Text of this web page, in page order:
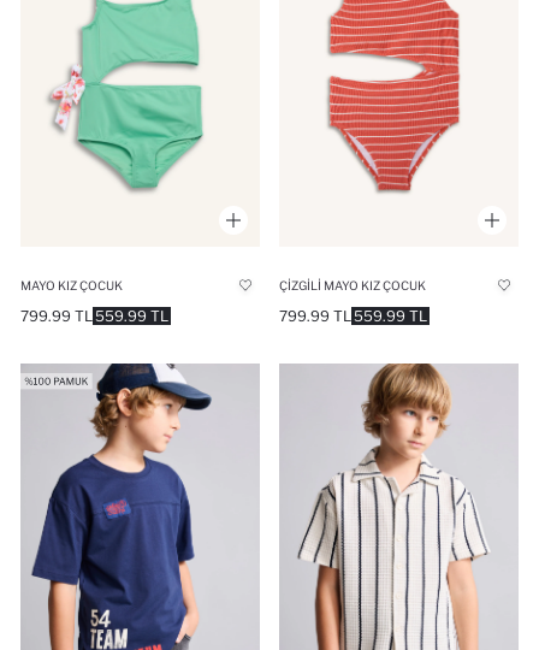
MAYO KIZ ÇOCUK
559.99 TL
799.99 TL
ÇIZGILI MAYO KIZ ÇOCUK
559.99 TL
799.99 TL